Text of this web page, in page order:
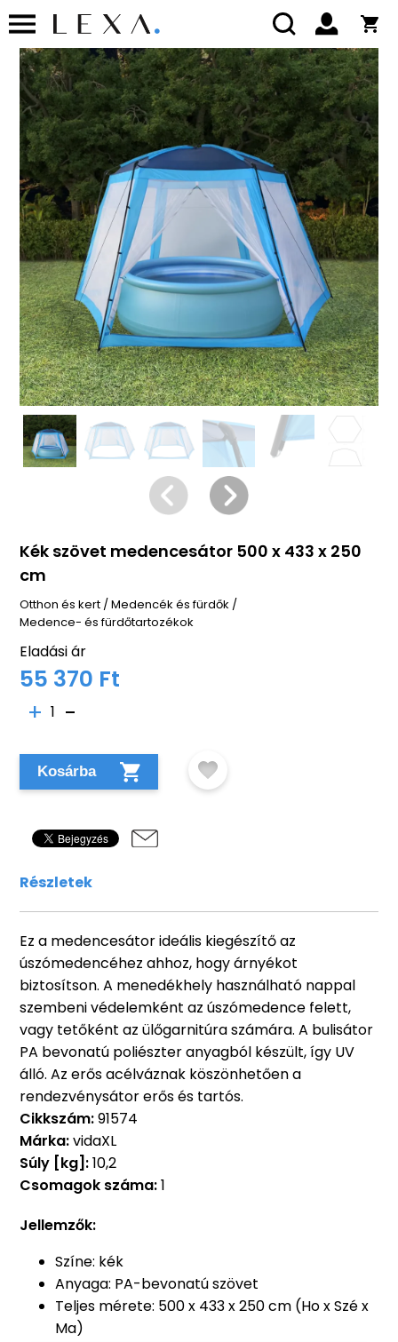
Kék szövet medencesátor 500 x 433 x 250
cm
Otthon és kert /Medencék és fürdők /
Medence- és fürdőtartozékok
Eladási ár
55 370 Ft
1
Kosárba
Részletek
Ez a medencesátor ideális kiegészítő az
úszómedencéhez ahhoz, hogy árnyékot
biztosítson. A menedékhely használható nappal
szembeni védelemként az úszómedence felett,
vagy tetőként az ülőgarnitúra számára. A bulisátor
PA bevonatú poliészter anyagból készült, így UV
álló. Az erős acélváznak köszönhetően a
rendezvénysátor erős és tartós.
Cikkszám:91574
Márka:vidaXL
Súly [kg]:10,2
Csomagok száma:1
Jellemzők:
Színe: kék
Anyaga: PA-bevonatú szövet
Teljes mérete: 500 x 433 x 250 cm (Ho x Szé x
Ma)